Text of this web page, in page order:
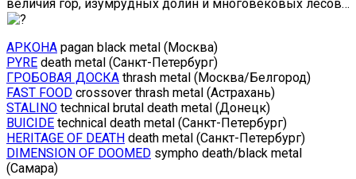
величия гор, изумрудных долин и многовековых лесов…
АРКОНА pagan black metal (Москва)
PYRE death metal (Санкт-Петербург)
ГРОБОВАЯ ДОСКА thrash metal (Москва/Белгород)
FAST FOOD crossover thrash metal (Астрахань)
STALINO technical brutal death metal (Донецк)
BUICIDE technical death metal (Санкт-Петербург)
HERITAGE OF DEATH death metal (Санкт-Петербург)
DIMENSION OF DOOMED sympho death/black metal
(Самара)